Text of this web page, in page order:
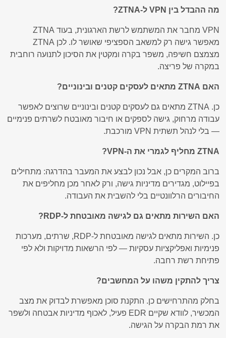
מה ההבדל בין VPN ל-ZTNA?
VPN מחבר את המשתמש לרשת הארגונית, בעוד ZTNA
מאפשר גישה רק למשאב הספציפי שאושר לו. לכן ZTNA
מצמצם חשיפה, משפר בקרה ומקטין את הסיכון לתנועה רוחבית
במקרה של פריצה.
האם ZTNA מתאים לעסקים קטנים ובינוניים?
כן. ZTNA מתאים גם לעסקים קטנים ובינוניים שרוצים לאפשר
עבודה מרחוק, גישה לספקים או חיבור מאובטח לשרתים פנימיים
— בלי לנהל תשתית VPN מורכבת.
ZTNA מחליף לגמרי את ה-VPN?
ברוב המקרים כן, אבל נכון לבצע את המעבר בהדרגה: מתחילים
בפיילוט, מגדירים מדיניות גישה, ורק לאחר מכן מחליפים את
החיבורים הרלוונטיים בלי להשבית את העבודה.
האם השירות מתאים גם לגישה מאובטחת ל-RDP?
כן. השירות מתאים לגישה מאובטחת ל-RDP, שרתים, מערכות
פנימיות ואפליקציות עסקיות — לפי הרשאות מדויקות ולא לפי
פתיחת רשת רחבה.
צריך להתקין משהו על המחשבים?
בחלק מהתרחישים כן. התקנת סוכן מאפשרת לבדוק את מצב
המכשיר, לוודא שקיים EDR פעיל, לאכוף מדיניות אבטחה ולשפר
את רמת הבקרה על הגישה.